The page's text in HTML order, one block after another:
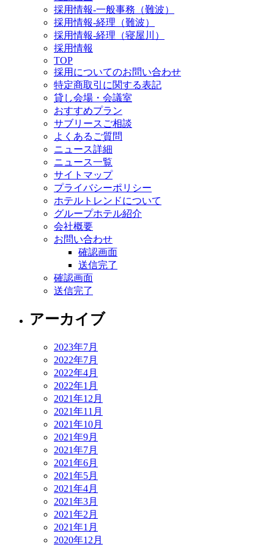
採用情報-一般事務（難波）
採用情報-経理（難波）
採用情報-経理（寝屋川）
採用情報
TOP
採用についてのお問い合わせ
特定商取引に関する表記
貸し会場・会議室
おすすめプラン
サブリースご相談
よくあるご質問
ニュース詳細
ニュース一覧
サイトマップ
プライバシーポリシー
ホテルトレンドについて
グループホテル紹介
会社概要
お問い合わせ
確認画面
送信完了
確認画面
送信完了
アーカイブ
2023年7月
2022年7月
2022年4月
2022年1月
2021年12月
2021年11月
2021年10月
2021年9月
2021年7月
2021年6月
2021年5月
2021年4月
2021年3月
2021年2月
2021年1月
2020年12月